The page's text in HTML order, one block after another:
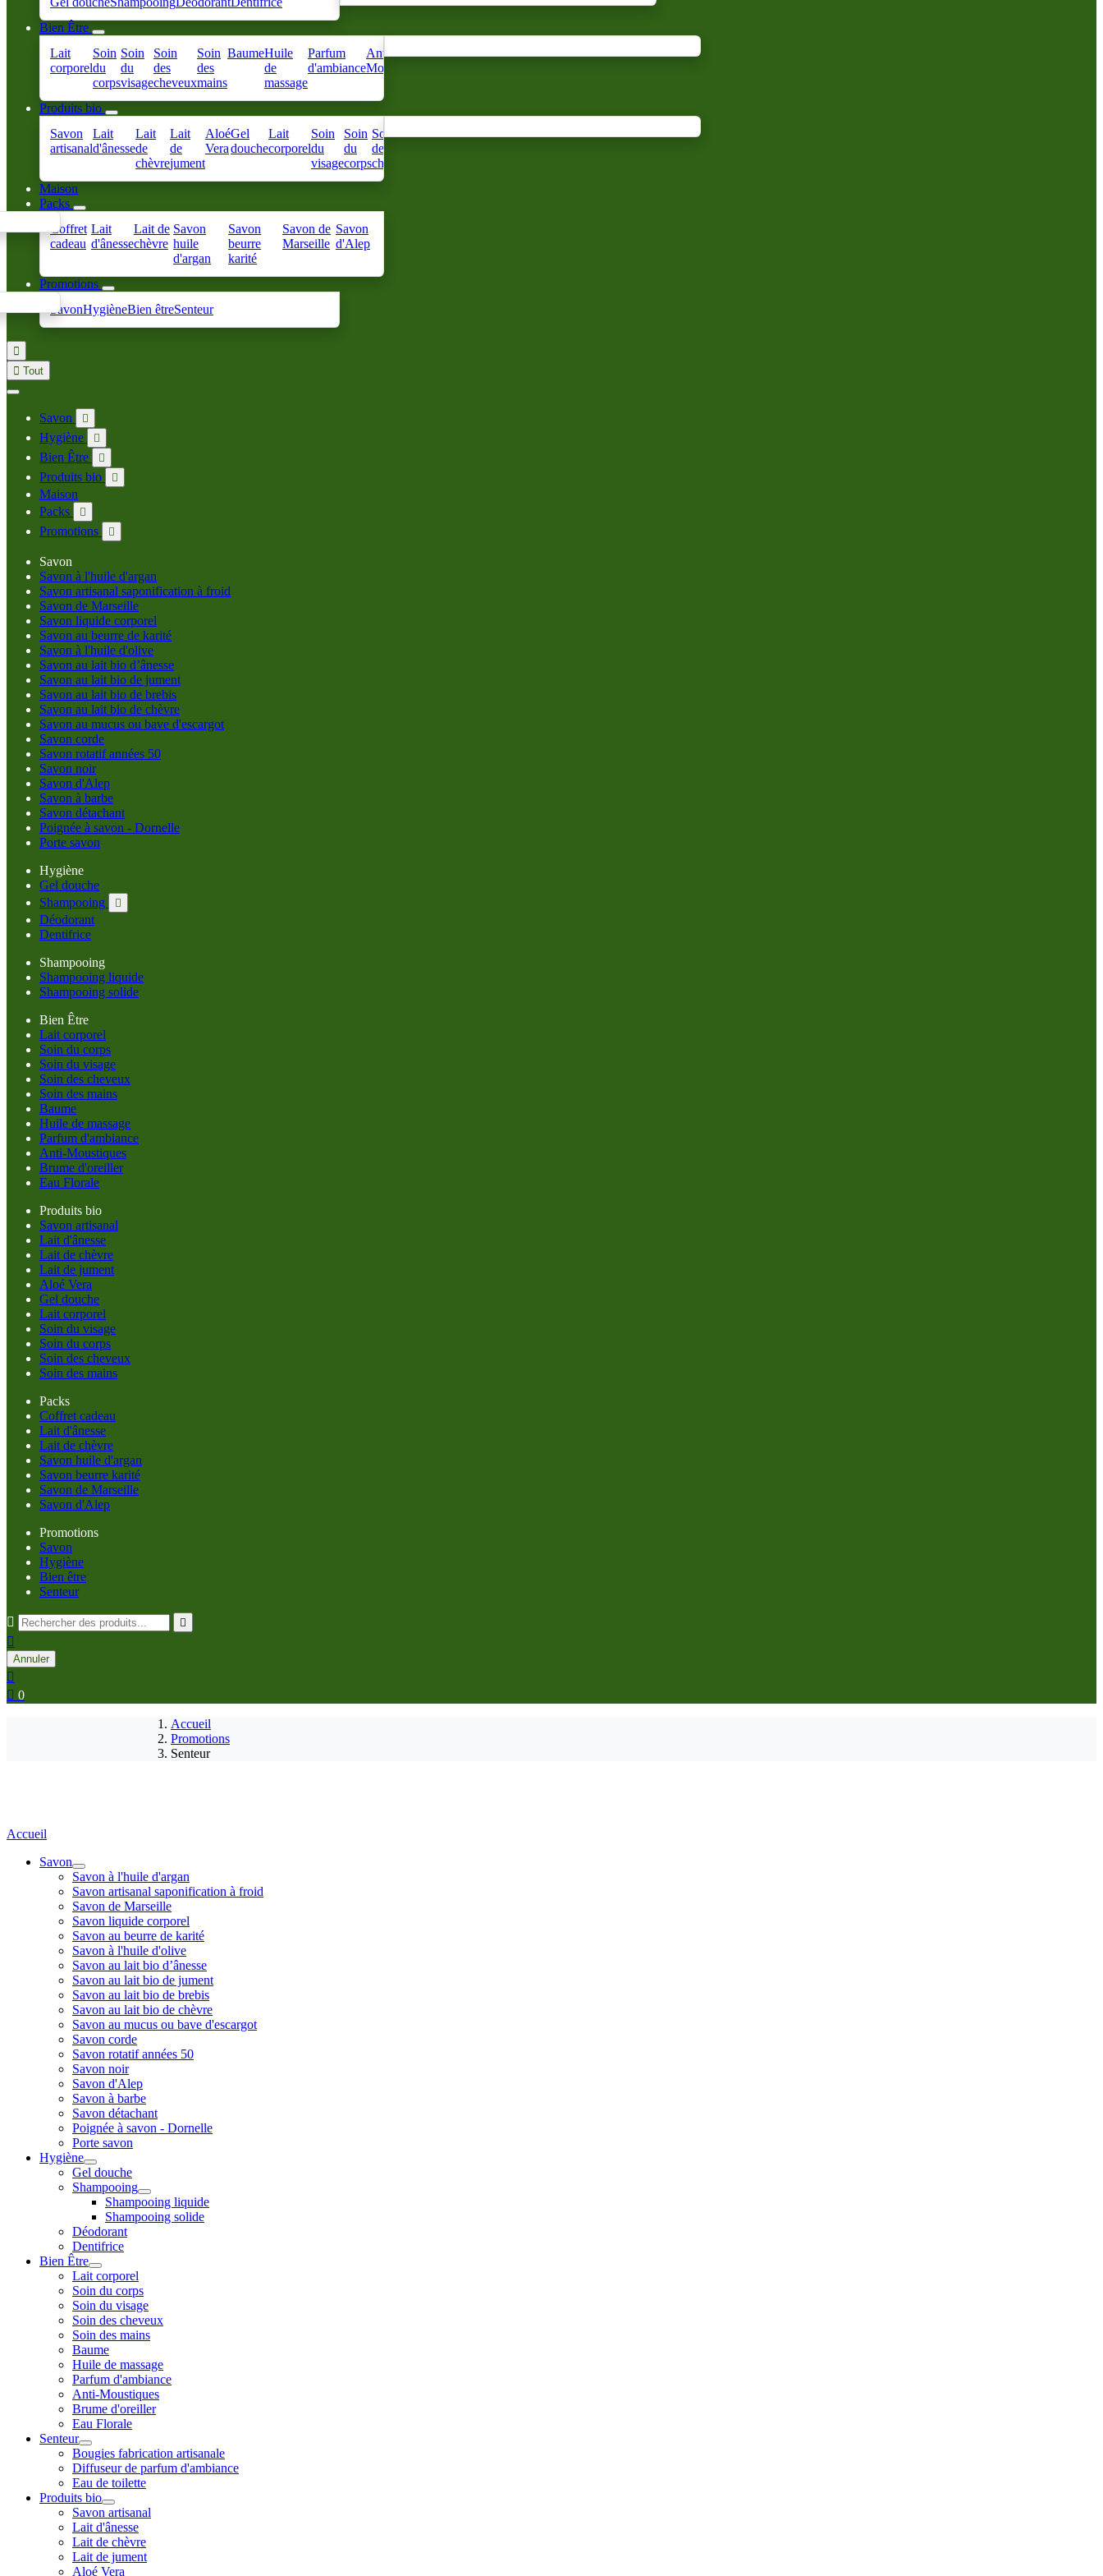
Bien Être
Lait
corporel
Soin
du
corps
Soin
du
visage
Soin
des
cheveux
Soin
des
mains
BaumeHuile
de
massage
Parfum
d'ambiance
Anti-
Moustiques
Brume
Eau
Produits bio
Savon
artisanal
Lait
d'ânesse
Lait
de
chèvre
Lait
de
jument
Aloé
Vera
Gel
douche
Lait
corporel
Soin
du
visage
Soin
du
corps
Soin
des
cheveux
Soin
Maison
Packs
Coffret
cadeau
Lait
d'ânesse
Lait de
chèvre
Savon
huile
d'argan
Savon
beurre
karité
Savon de
Marseille
Savon
d'Alep
Promotions
SavonHygièneBien êtreSenteur

 Tout
Savon 
Hygiène 
Bien Être 
Produits bio 
Maison
Packs

Promotions 
Savon
Savon à l'huile d'argan
Savon artisanal saponification à froid
Savon de Marseille
Savon liquide corporel
Savon au beurre de karité
Savon à l'huile d'olive
Savon au lait bio d’ânesse
Savon au lait bio de jument
Savon au lait bio de brebis
Savon au lait bio de chèvre
Savon au mucus ou bave d'escargot
Savon corde
Savon rotatif années 50
Savon noir
Savon d'Alep
Savon à barbe
Savon détachant
Poignée à savon - Dornelle
Porte savon
Hygiène
Gel douche
Shampooing

Déodorant
Dentifrice
Shampooing
Shampooing liquide
Shampooing solide
Bien Être
Lait corporel
Soin du corps
Soin du visage
Soin des cheveux
Soin des mains
Baume
Huile de massage
Parfum d'ambiance
Anti-Moustiques
Brume d'oreiller
Eau Florale
Produits bio
Savon artisanal
Lait d'ânesse
Lait de chèvre
Lait de jument
Aloé Vera
Gel douche
Lait corporel
Soin du visage
Soin du corps
Soin des cheveux
Soin des mains
Packs
Coffret cadeau
Lait d'ânesse
Lait de chèvre
Savon huile d'argan
Savon beurre karité
Savon de Marseille
Savon d'Alep
Promotions
Savon
Hygiène
Bien être
Senteur
 

Annuler

 0
Accueil
Promotions
Senteur
Accueil
Savon
Savon à l'huile d'argan
Savon artisanal saponification à froid
Savon de Marseille
Savon liquide corporel
Savon au beurre de karité
Savon à l'huile d'olive
Savon au lait bio d’ânesse
Savon au lait bio de jument
Savon au lait bio de brebis
Savon au lait bio de chèvre
Savon au mucus ou bave d'escargot
Savon corde
Savon rotatif années 50
Savon noir
Savon d'Alep
Savon à barbe
Savon détachant
Poignée à savon - Dornelle
Porte savon
Hygiène
Gel douche
Shampooing
Shampooing liquide
Shampooing solide
Déodorant
Dentifrice
Bien Être
Lait corporel
Soin du corps
Soin du visage
Soin des cheveux
Soin des mains
Baume
Huile de massage
Parfum d'ambiance
Anti-Moustiques
Brume d'oreiller
Eau Florale
Senteur
Bougies fabrication artisanale
Diffuseur de parfum d'ambiance
Eau de toilette
Produits bio
Savon artisanal
Lait d'ânesse
Lait de chèvre
Lait de jument
Aloé Vera